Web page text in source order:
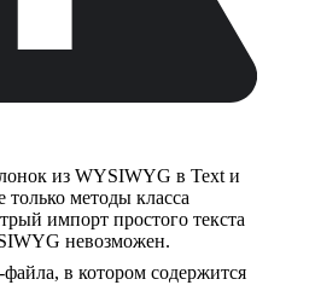
из WYSIWYG в Text и
только методы класса
импорт простого текста
невозможен.
в котором содержится